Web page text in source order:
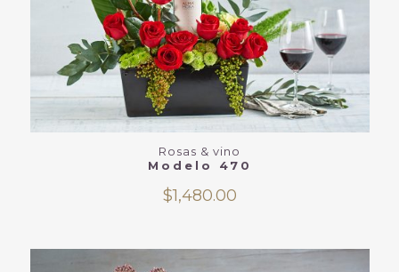
Rosas & vino
Modelo 470
$1,480.00